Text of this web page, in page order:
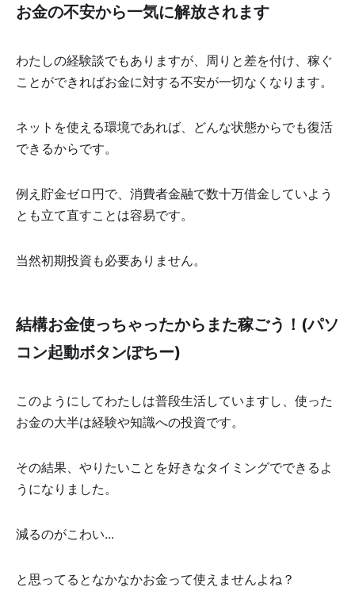
お金の不安から一気に解放されます
わたしの経験談でもありますが、周りと差を付け、稼ぐ
ことができればお金に対する不安が一切なくなります。
ネットを使える環境であれば、どんな状態からでも復活
できるからです。
例え貯金ゼロ円で、消費者金融で数十万借金していよう
とも立て直すことは容易です。
当然初期投資も必要ありません。
結構お金使っちゃったからまた稼ごう！(パソ
コン起動ボタンぽちー)
このようにしてわたしは普段生活していますし、使った
お金の大半は経験や知識への投資です。
その結果、やりたいことを好きなタイミングでできるよ
うになりました。
減るのがこわい...
と思ってるとなかなかお金って使えませんよね？